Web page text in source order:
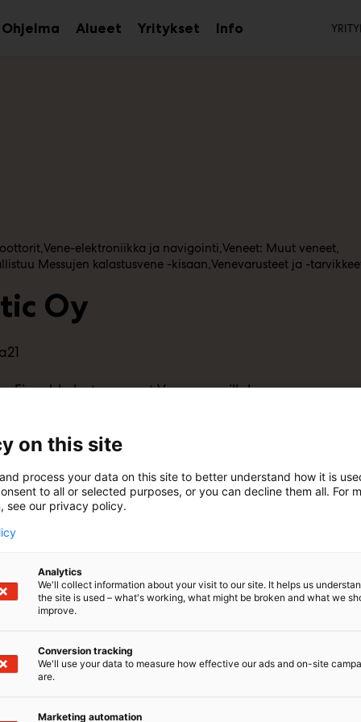
Ohjelma AlueetAvaaYrityksetAvaaInfoAvaa
Vene-elektroniikka ja navigointi Veneet: Muut veneet
Messujen kalastusvene -kisaan Venevarusteet ja -
Oy
Finval-kalastusveneet Venemessuilla!
tutustumaan Finval-kalastusveneiden mallistoon
Suomen suosituimpiin kuuluvat Finval-veneet, jotka
laadulla ja huippuluokan ajo-ominaisuuksilla.
pääset näkemään uutuudet, vertailemaan malleja ja
kanssa siitä, mikä Finval sopii juuri sinulle!
Finvalin laatu paikan päällä – Waltic auttaa
kaudelle!
messuille seuraavat Finval mallit: 605 Casting Pro, 595
on this site
process your data on this site to better understand how it is
to all or selected purposes, or you can decline them all. For
see our privacy policy.
Analytics
We'll collect information about your visit to our site. It helps us
the site is used – what's working, what might be broken and what we
improve.
Conversion tracking
We'll use your data to measure how effective our ads and on-site
are.
Marketing automation